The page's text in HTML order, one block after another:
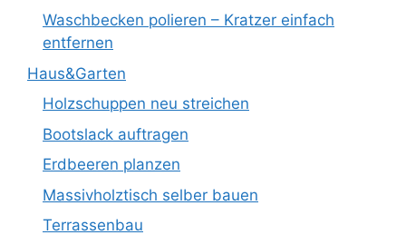
Waschbecken polieren – Kratzer einfach
entfernen
Haus&Garten
Holzschuppen neu streichen
Bootslack auftragen
Erdbeeren planzen
Massivholztisch selber bauen
Terrassenbau